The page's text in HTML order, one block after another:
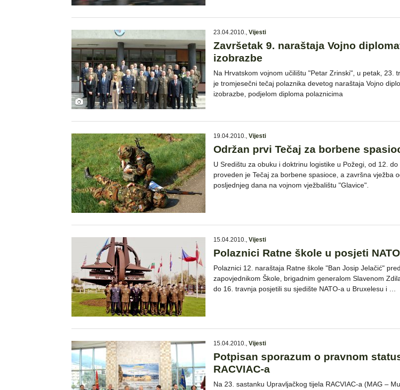
23.04.2010., Vijesti
Završetak 9. naraštaja Vojno
izobrazbe
Na Hrvatskom vojnom učilištu "Petar Zrinski", u petak, 23.
je tromjesečni tečaj polaznika devetog naraštaja Vojno
izobrazbe, podjelom diploma polaznicima
19.04.2010., Vijesti
Održan prvi Tečaj za borbene
U Središtu za obuku i doktrinu logistike u Požegi, od 12. do
proveden je Tečaj za borbene spasioce, a završna vježba
posljednjeg dana na vojnom vježbalištu "Glavice".
15.04.2010., Vijesti
Polaznici Ratne škole u posjeti
Polaznici 12. naraštaja Ratne škole "Ban Josip Jelačić"
zapovjednikom Škole, brigadnim generalom Slavenom
do 16. travnja posjetili su sjedište NATO-a u Bruxelesu i …
15.04.2010., Vijesti
Potpisan sporazum o pravnom
RACVIAC-a
Na 23. sastanku Upravljačkog tijela RACVIAC-a (MAG –